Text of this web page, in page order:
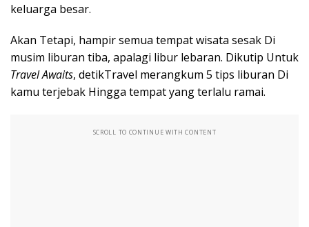
keluarga besar.
Akan Tetapi, hampir semua tempat wisata sesak Di
musim liburan tiba, apalagi libur lebaran. Dikutip Untuk
Travel Awaits, detikTravel merangkum 5 tips liburan Di
kamu terjebak Hingga tempat yang terlalu ramai.
SCROLL TO CONTINUE WITH CONTENT